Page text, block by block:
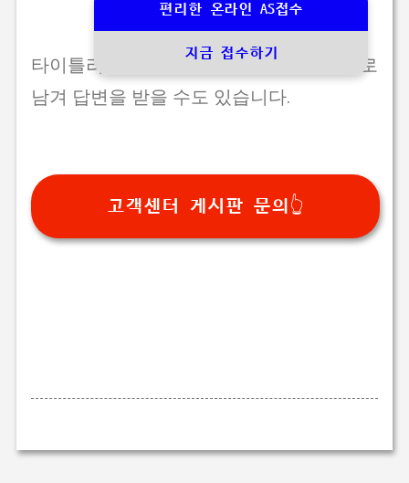
타이틀리스트에 대한 문의를 게시판에 글로
남겨 답변을 받을 수도 있습니다.
고객센터 게시판 문의👆
편리한 온라인 AS접수
지금 접수하기